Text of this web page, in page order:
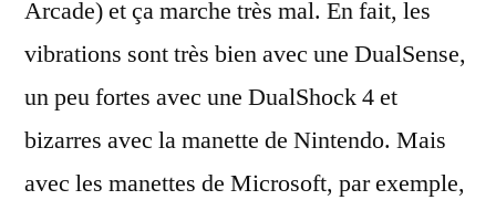
Arcade) et ça marche très mal. En fait, les
vibrations sont très bien avec une DualSense,
un peu fortes avec une DualShock 4 et
bizarres avec la manette de Nintendo. Mais
avec les manettes de Microsoft, par exemple,